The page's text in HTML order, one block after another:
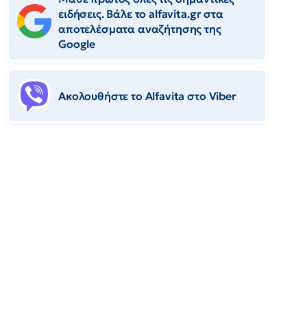
ειδήσεις. Βάλε το alfavita.gr στα
αποτελέσματα αναζήτησης της
Google
Ακολουθήστε το Αlfavita στο Viber